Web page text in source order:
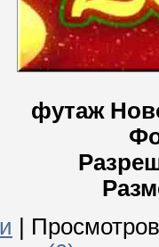
футаж